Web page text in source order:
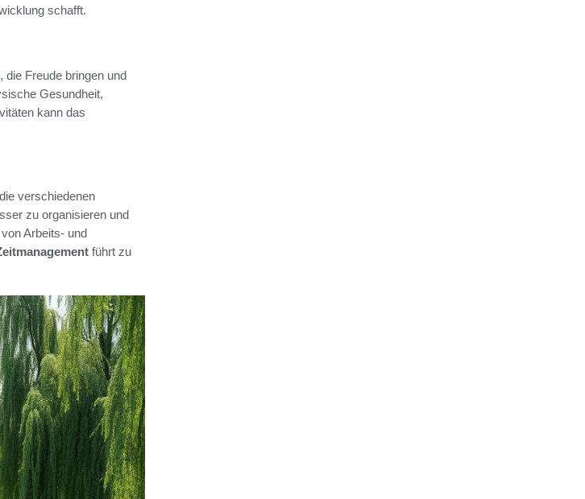
schafft.
die Freude bringen und
Gesundheit,
kann das
verschiedenen
zu organisieren und
Arbeits- und
führt zu